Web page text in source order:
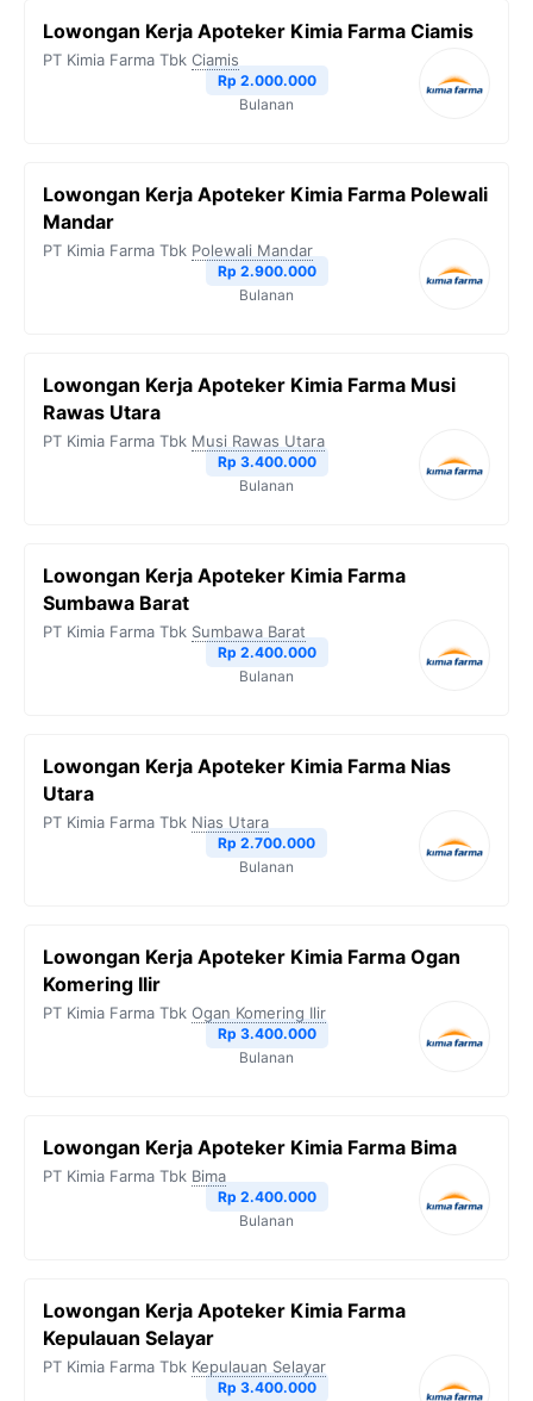
Lowongan Kerja Apoteker Kimia Farma Ciamis
PT Kimia Farma Tbk Ciamis
Rp 2.000.000
Bulanan
Lowongan Kerja Apoteker Kimia Farma Polewali
Mandar
PT Kimia Farma Tbk Polewali Mandar
Rp 2.900.000
Bulanan
Lowongan Kerja Apoteker Kimia Farma Musi
Rawas Utara
PT Kimia Farma Tbk Musi Rawas Utara
Rp 3.400.000
Bulanan
Lowongan Kerja Apoteker Kimia Farma
Sumbawa Barat
PT Kimia Farma Tbk Sumbawa Barat
Rp 2.400.000
Bulanan
Lowongan Kerja Apoteker Kimia Farma Nias
Utara
PT Kimia Farma Tbk Nias Utara
Rp 2.700.000
Bulanan
Lowongan Kerja Apoteker Kimia Farma Ogan
Komering Ilir
PT Kimia Farma Tbk Ogan Komering Ilir
Rp 3.400.000
Bulanan
Lowongan Kerja Apoteker Kimia Farma Bima
PT Kimia Farma Tbk Bima
Rp 2.400.000
Bulanan
Lowongan Kerja Apoteker Kimia Farma
Kepulauan Selayar
PT Kimia Farma Tbk Kepulauan Selayar
Rp 3.400.000